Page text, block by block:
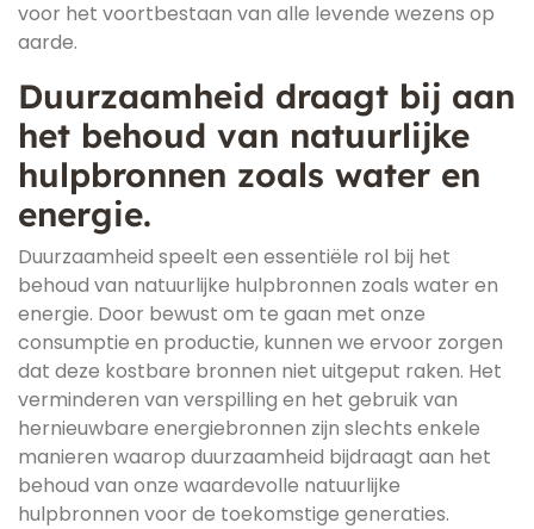
voor het voortbestaan van alle levende wezens op
aarde.
Duurzaamheid draagt bij aan
het behoud van natuurlijke
hulpbronnen zoals water en
energie.
Duurzaamheid speelt een essentiële rol bij het
behoud van natuurlijke hulpbronnen zoals water en
energie. Door bewust om te gaan met onze
consumptie en productie, kunnen we ervoor zorgen
dat deze kostbare bronnen niet uitgeput raken. Het
verminderen van verspilling en het gebruik van
hernieuwbare energiebronnen zijn slechts enkele
manieren waarop duurzaamheid bijdraagt aan het
behoud van onze waardevolle natuurlijke
hulpbronnen voor de toekomstige generaties.